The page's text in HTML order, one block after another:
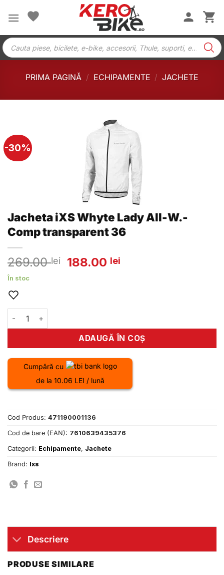
Products
search
PRIMA PAGINĂ / ECHIPAMENTE / JACHETE
-30%
Jacheta iXS Whyte Lady All-W.-
Comp transparent 36
269.00lei
Prețul
188.00 lei
În stoc
Cantitate Jacheta iXS Whyte Lady All-W.-Comp
ADAUGĂ ÎN COȘ
Cumpără cu
de la 10.06 LEI / lună
Cod Produs: 471190001136
Cod de bare (EAN): 7610639435376
Categorii: Echipamente, Jachete
Brand: Ixs
Descriere
PRODUSE SIMILARE